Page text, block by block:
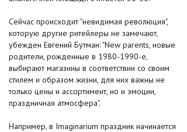
Сейчас происходит "невидимая революция",
которую другие ритейлеры не замечают,
убежден Евгений Бутман: "New parents, новые
родители, рожденные в 1980-1990-е,
выбирают магазины в соответствии со своим
стилем и образом жизни, для них важны не
только цены и ассортимент, но и эмоции,
праздничная атмосфера".
Например, в Imaginarium праздник начинается